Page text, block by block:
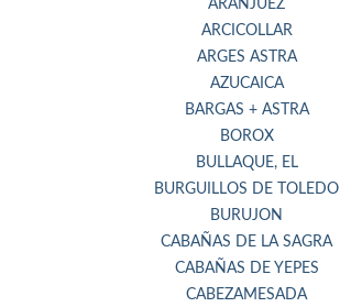
ARANJUEZ
ARCICOLLAR
ARGES ASTRA
AZUCAICA
BARGAS + ASTRA
BOROX
BULLAQUE, EL
BURGUILLOS DE TOLEDO
BURUJON
CABAÑAS DE LA SAGRA
CABAÑAS DE YEPES
CABEZAMESADA